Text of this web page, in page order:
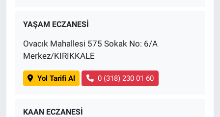
YAŞAM ECZANESİ
Ovacık Mahallesi 575 Sokak No: 6/A
Merkez/KIRIKKALE
Yol Tarifi Al 0 (318) 230 01 60
KAAN ECZANESİ